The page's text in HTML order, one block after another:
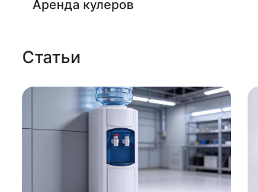
Аренда кулеров
Статьи